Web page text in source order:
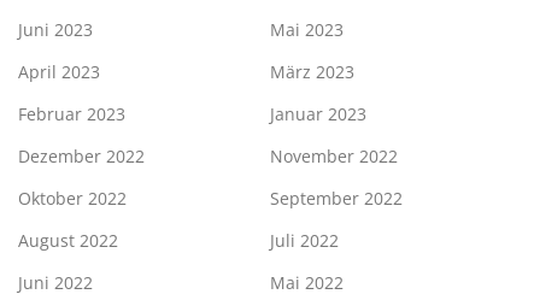
Juni 2023
Mai 2023
April 2023
März 2023
Februar 2023
Januar 2023
Dezember 2022
November 2022
Oktober 2022
September 2022
August 2022
Juli 2022
Juni 2022
Mai 2022